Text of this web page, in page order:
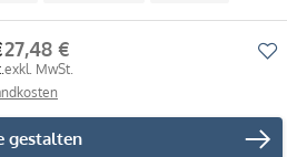
27,48 €
exkl. MwSt.
gestalten